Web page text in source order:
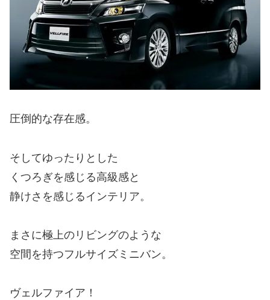
圧倒的な存在感。
そしてゆったりとした
くつろぎを感じる高級感と
静けさを感じるインテリア。
まさに極上のリビングのような
空間を持つフルサイズミニバン。
ヴェルファイア！